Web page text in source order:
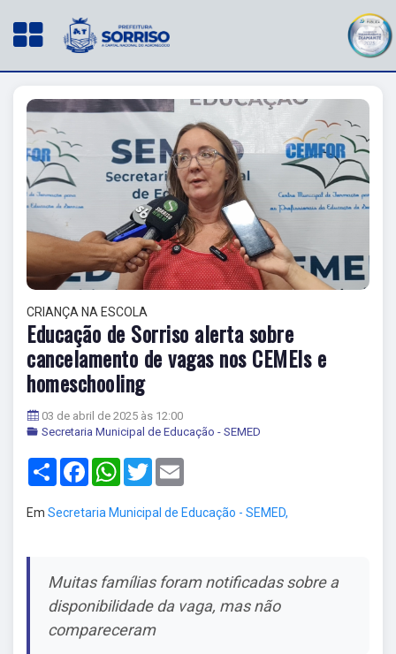
CRIANÇA NA ESCOLA
Educação de Sorriso alerta sobre
cancelamento de vagas nos CEMEIs e
homeschooling
03 de abril de 2025 às 12:00
Secretaria Municipal de Educação - SEMED
Share FacebookWhatsApp
Twitter
Em Secretaria Municipal de Educação - SEMED,
Muitas famílias foram notificadas sobre a
disponibilidade da vaga, mas não
compareceram